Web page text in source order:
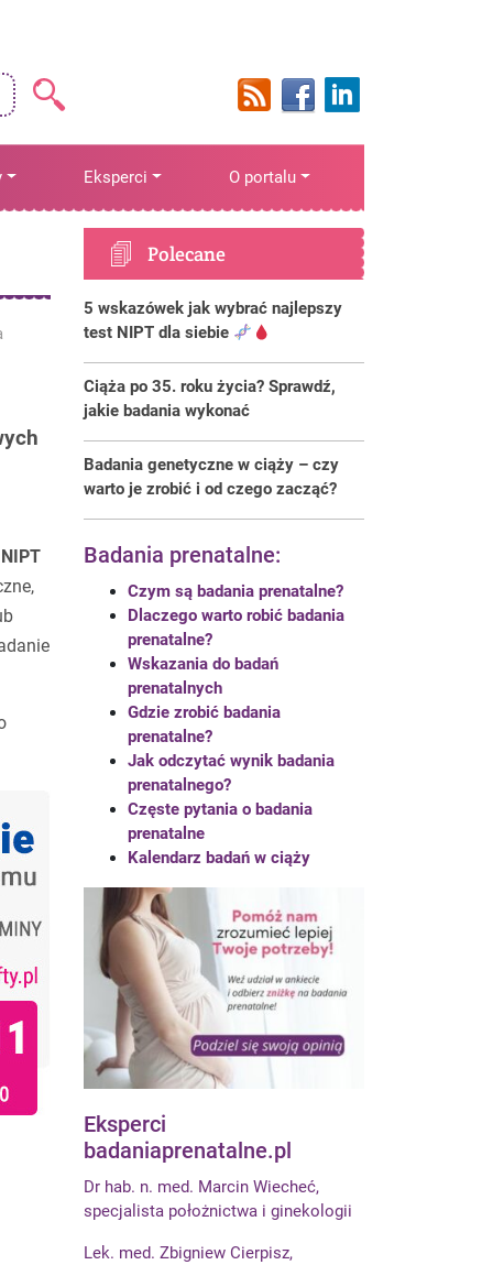
Eksperci O portalu
Polecane
5 wskazówek jak wybrać najlepszy
test NIPT dla siebie
Ciąża po 35. roku życia? Sprawdź,
jakie badania wykonać
Badania genetyczne w ciąży – czy
warto je zrobić i od czego zacząć?
Badania prenatalne:
Czym są badania prenatalne?
Dlaczego warto robić badania
prenatalne?
Wskazania do badań
prenatalnych
Gdzie zrobić badania
prenatalne?
Jak odczytać wynik badania
prenatalnego?
Częste pytania o badania
prenatalne
Kalendarz badań w ciąży
Eksperci
badaniaprenatalne.pl
Dr hab. n. med. Marcin Wiecheć,
specjalista położnictwa i ginekologii
Lek. med. Zbigniew Cierpisz,